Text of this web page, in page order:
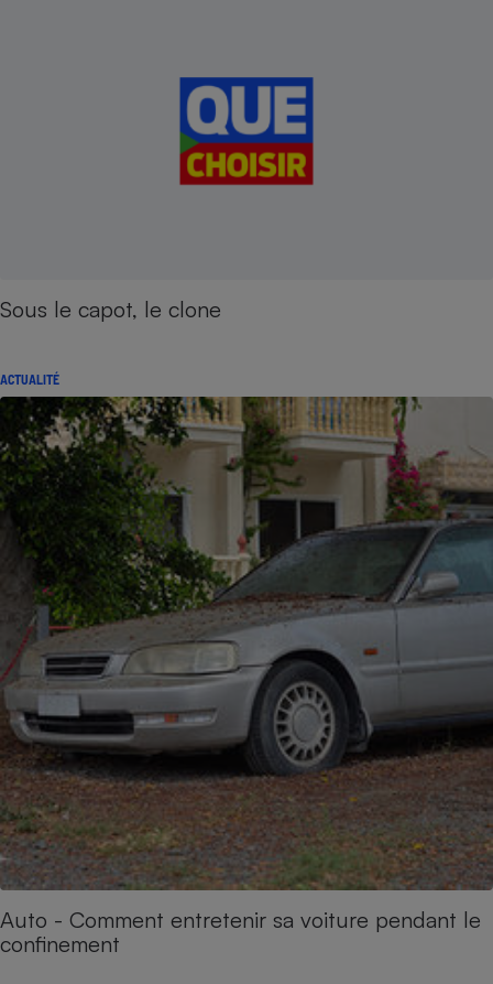
Sous le capot, le clone
ACTUALITÉ
Auto - Comment entretenir sa voiture pendant le
confinement